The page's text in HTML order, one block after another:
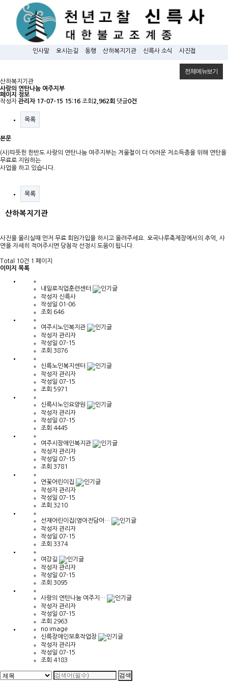
인사말 오시는길 동행 산하복지기관 신륵사 소식 사진첩
전체메뉴보기
산하복지기관
사랑의 연탄나눔 여주지부
페이지 정보
작성자 관리자 17-07-15 15:16 조회 2,962회 댓글0건
목록
본문
(사)따뜻한 한반도 사랑의 연탄나눔 여주지부는 겨울철이 더 어려운 저소득층을 위해 연탄을
무료로 지원하는
사업을 하고 있습니다.
목록
산하복지기관
사진을 올리실때 먼저 무료 회원가입을 하시고 올려주세요. 오곡나루축제장에서의 추억, 사
연을 자세히 적어주시면 당첨작 선정시 도움이 됩니다.
Total 10건 1 페이지
이미지 목록
내일로직업훈련센터
작성자 신륵사
작성일 01-06
조회 646
여주시노인복지관
작성자 관리자
작성일 07-15
조회 3876
신륵노인복지센터
작성자 관리자
작성일 07-15
조회 5971
신륵사노인요양원
작성자 관리자
작성일 07-15
조회 4445
여주시장애인복지관
작성자 관리자
작성일 07-15
조회 3781
연꽃어린이집
작성자 관리자
작성일 07-15
조회 3210
선재어린이집(영아전담어…
작성자 관리자
작성일 07-15
조회 3374
여강길
작성자 관리자
작성일 07-15
조회 3095
사랑의 연탄나눔 여주지…
작성자 관리자
작성일 07-15
조회 2963
no image
신륵장애인보호작업장
작성자 관리자
작성일 07-15
조회 4183